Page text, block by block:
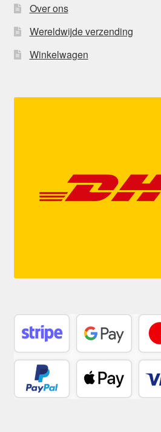
Over ons
Wereldwijde verzending
Winkelwagen